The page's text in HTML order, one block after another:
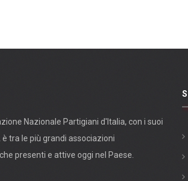
Nazionale Partigiani d'Italia, con i suoi
tra le più grandi associazioni
presenti e attive oggi nel Paese.